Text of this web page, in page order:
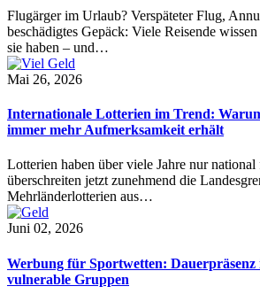
Flugärger im Urlaub? Verspäteter Flug,
beschädigtes Gepäck: Viele Reisende
sie haben – und…
Mai 26, 2026
Internationale Lotterien im Trend:
immer mehr Aufmerksamkeit erhält
Lotterien haben über viele Jahre nur
überschreiten jetzt zunehmend die
Mehrländerlotterien aus…
Juni 02, 2026
Werbung für Sportwetten:
vulnerable Gruppen